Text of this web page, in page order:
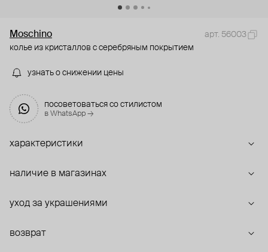
Moschino
арт. 56003
колье из кристаллов с серебряным покрытием
узнать о снижении цены
посоветоваться со стилистом
в WhatsApp →
характеристики
наличие в магазинах
уход за украшениями
возврат